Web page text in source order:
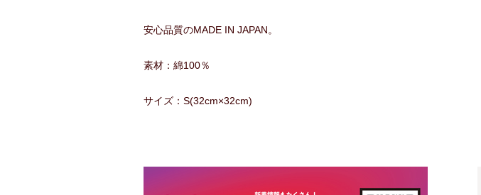
安心品質のMADE IN JAPAN。
素材：綿100％
サイズ：S(32cm×32cm)